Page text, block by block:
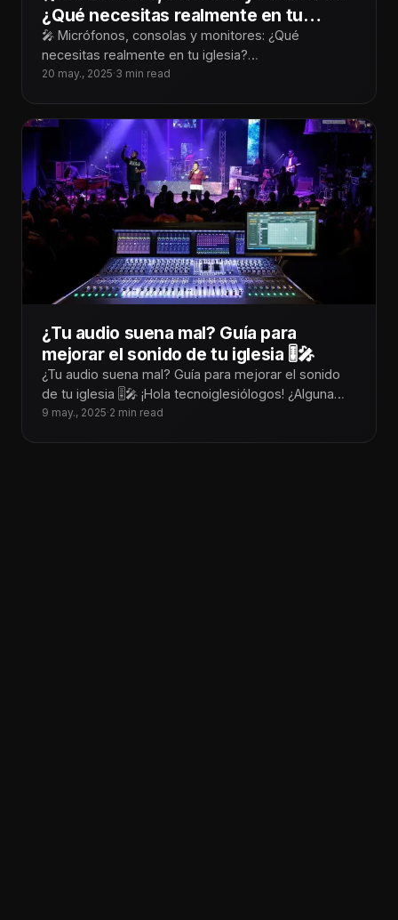
¿Qué necesitas realmente en tu
iglesia?
🎤 Micrófonos, consolas y monitores: ¿Qué
necesitas realmente en tu iglesia?
¡Tecnoiglesiólogos! Cuando hablamos de audio para
20 may., 2025·3 min read
¿Tu audio suena mal? Guía para
mejorar el sonido de tu iglesia 🎚️🎤
¿Tu audio suena mal? Guía para mejorar el sonido
de tu iglesia 🎚️🎤 ¡Hola tecnoiglesiólogos! ¿Alguna
vez has estado en medio
9 may., 2025·2 min read